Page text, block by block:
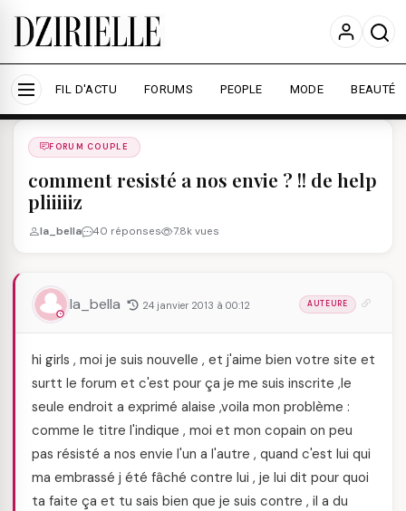
Nous utilisons des cookies pour améliorer votre
expérience et mesurer l'audience.
En savoir plus
Accepter tout Personnaliser
FIL D'ACTU FORUMS PEOPLE MODE BEAUTÉ
Forums
FORUM COUPLE
comment resisté a nos envie ? !! de help
pliiiiiz
la_bella 40 réponses 7.8k vues
la_bella 24 janvier 2013 à 00:12 AUTEURE
hi girls , moi je suis nouvelle , et j'aime bien votre site et
surtt le forum et c'est pour ça je me suis inscrite ,le
seule endroit a exprimé alaise ,voila mon problème :
comme le titre l'indique , moi et mon copain on peu
pas résisté a nos envie l'un a l'autre , quand c'est lui qui
ma embrassé j été fâché contre lui , je lui dit pour quoi
ta faite ça et tu sais bien que je suis contre , il a du